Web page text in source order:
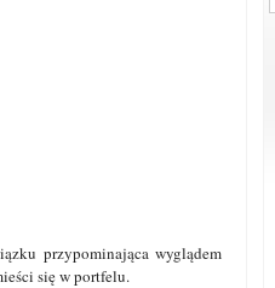
przypominająca wyglądem
się w portfelu.